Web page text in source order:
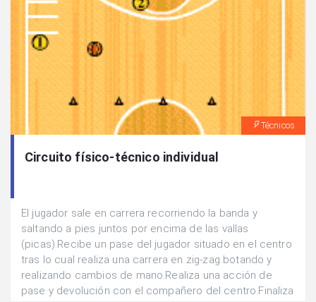
Técnicos
Circuito físico-técnico individual
El jugador sale en carrera recorriendo la banda y
saltando a pies juntos por encima de las vallas
(picas).Recibe un pase del jugador situado en el centro
tras lo cual realiza una carrera en zig-zag botando y
realizando cambios de mano.Realiza una acción de
pase y devolución con el compañero del centro.Finaliza